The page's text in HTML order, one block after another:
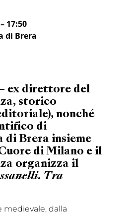
17:50
di Brera
ex direttore del
storico
nonché
di
di Brera insieme
di Milano e il
organizza il
Tra
medievale, dalla